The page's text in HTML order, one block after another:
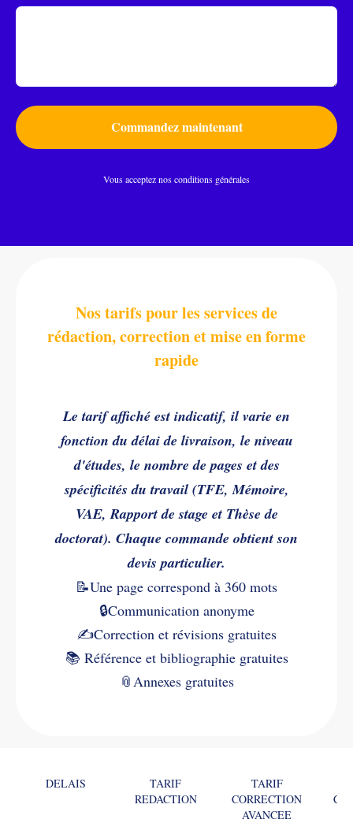
Commandez maintenant
Vous acceptez nos conditions générales
Nos tarifs pour les services de
rédaction, correction et mise en forme
rapide
Le tarif affiché est indicatif, il varie en
fonction du délai de livraison, le niveau
d'études, le nombre de pages et des
spécificités du travail (TFE, Mémoire,
VAE, Rapport de stage et Thèse de
doctorat). Chaque commande obtient son
devis particulier.
📝Une page correspond à 360 mots
🔒Communication anonyme
✍️Correction et révisions gratuites
📚 Référence et bibliographie gratuites
📎 Annexes gratuites
DELAIS
TARIF
REDACTION
TARIF
CORRECTION
AVANCEE